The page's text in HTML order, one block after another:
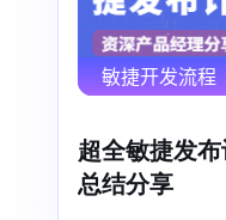
敏捷开发流程
超全敏捷发
总结分享